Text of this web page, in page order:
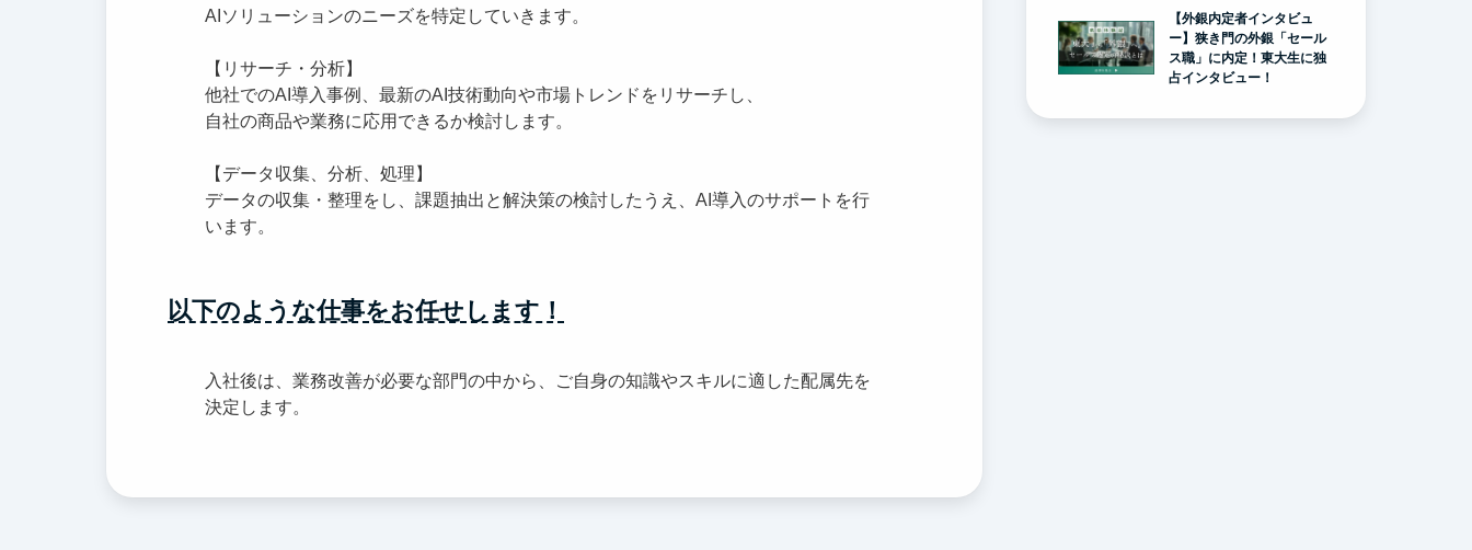
AIソリューションのニーズを特定していきます。
【リサーチ・分析】
他社でのAI導入事例、最新のAI技術動向や市場トレンドをリサーチし、
自社の商品や業務に応用できるか検討します。
【データ収集、分析、処理】
データの収集・整理をし、課題抽出と解決策の検討したうえ、AI導入のサポートを行
います。
以下のような仕事をお任せします！
入社後は、業務改善が必要な部門の中から、ご自身の知識やスキルに適した配属先を
決定します。
【外銀内定者インタビュ
ー】狭き門の外銀「セール
ス職」に内定！東大生に独
占インタビュー！